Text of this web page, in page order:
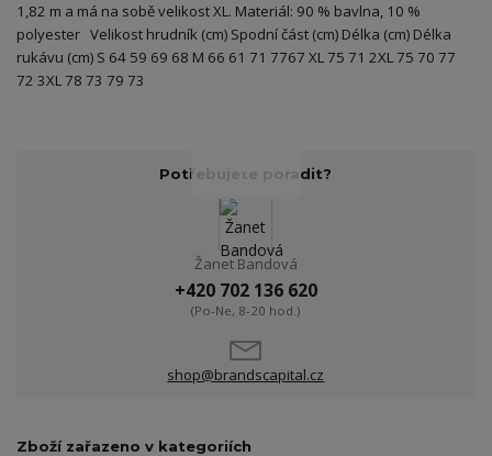
1,82 m a má na sobě velikost XL. Materiál: 90 % bavlna, 10 %
polyester Velikost hrudník (cm) Spodní část (cm) Délka (cm) Délka
rukávu (cm) S 64 59 69 68 M 66 61 71 7767 XL 75 71 2XL 75 70 77
72 3XL 78 73 79 73
Potřebujete poradit?
Žanet Bandová
+420 702 136 620
(Po-Ne, 8-20 hod.)
shop@brandscapital.cz
Zboží zařazeno v kategoriích